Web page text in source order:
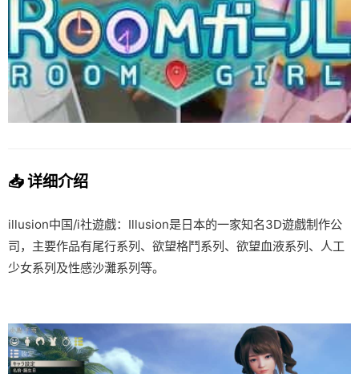
📥 详细介绍
illusion中国/i社遊戲：Illusion是日本的一家知名3D遊戲制作公
司，主要作品有尾行系列、欲望格鬥系列、欲望血液系列、人工
少女系列及性感沙灘系列等。